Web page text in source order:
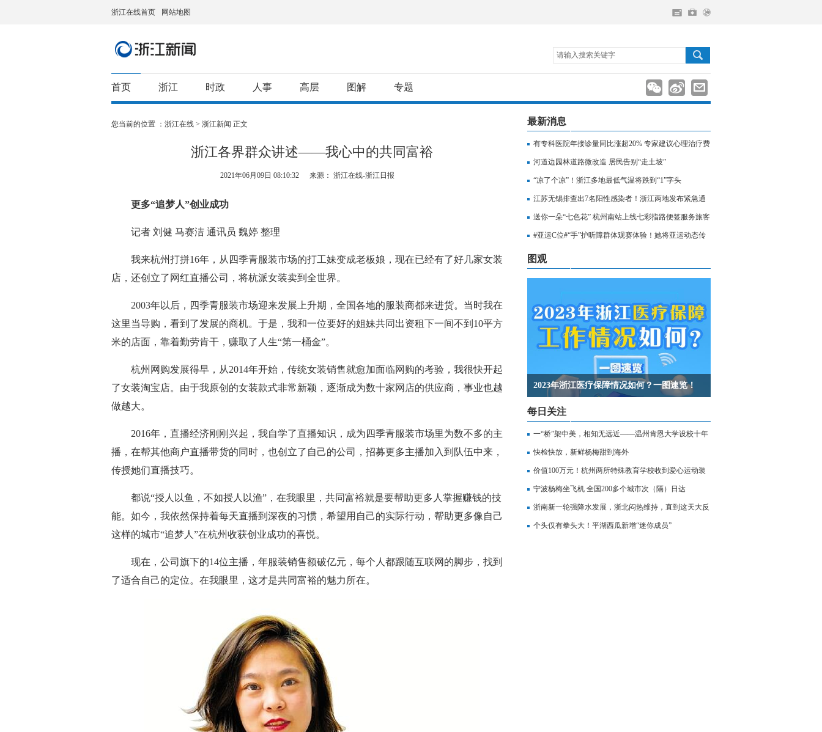
浙江在线首页 网站地图
请输入搜索关键字
首页 浙江 时政 人事 高层 图解 专题
您当前的位置 ： 浙江在线 > 浙江新闻 正文
浙江各界群众讲述——我心中的共同富裕
2021年06月09日 08:10:32 来源： 浙江在线-浙江日报
更多“追梦人”创业成功
记者 刘健 马赛洁 通讯员 魏婷 整理
我来杭州打拼16年，从四季青服装市场的打工妹变成老板娘，现在已经有了好几家女装
店，还创立了网红直播公司，将杭派女装卖到全世界。
2003年以后，四季青服装市场迎来发展上升期，全国各地的服装商都来进货。当时我在
这里当导购，看到了发展的商机。于是，我和一位要好的姐妹共同出资租下一间不到10平方
米的店面，靠着勤劳肯干，赚取了人生“第一桶金”。
杭州网购发展得早，从2014年开始，传统女装销售就愈加面临网购的考验，我很快开起
了女装淘宝店。由于我原创的女装款式非常新颖，逐渐成为数十家网店的供应商，事业也越
做越大。
2016年，直播经济刚刚兴起，我自学了直播知识，成为四季青服装市场里为数不多的主
播，在帮其他商户直播带货的同时，也创立了自己的公司，招募更多主播加入到队伍中来，
传授她们直播技巧。
都说“授人以鱼，不如授人以渔”，在我眼里，共同富裕就是要帮助更多人掌握赚钱的技
能。如今，我依然保持着每天直播到深夜的习惯，希望用自己的实际行动，帮助更多像自己
这样的城市“追梦人”在杭州收获创业成功的喜悦。
现在，公司旗下的14位主播，年服装销售额破亿元，每个人都跟随互联网的脚步，找到
了适合自己的定位。在我眼里，这才是共同富裕的魅力所在。
最新消息
有专科医院年接诊量同比涨超20% 专家建议心理治疗费
用纳入医保
河道边园林道路微改造 居民告别“走土坡”
“凉了个凉”！浙江多地最低气温将跌到“1”字头
江苏无锡排查出7名阳性感染者！浙江两地发布紧急通
知，相关人员请立即报备
送你一朵“七色花” 杭州南站上线七彩指路便签服务旅客
出行
#亚运C位#“手”护听障群体观赛体验！她将亚运动态传
至无声世界
图观
2023年浙江医疗保障情况如何？一图速览！
每日关注
一“桥”架中美，相知无远近——温州肯恩大学设校十年
记
快检快放，新鲜杨梅甜到海外
价值100万元！杭州两所特殊教育学校收到爱心运动装
备
宁波杨梅坐飞机 全国200多个城市次（隔）日达
浙南新一轮强降水发展，浙北闷热维持，直到这天大反
转
个头仅有拳头大！平湖西瓜新增“迷你成员”